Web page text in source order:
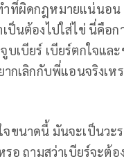
ำที่ผิดกฎหมายแน่นอน
ป็นต้องไปใส่ไข่ นี่คือก
บเบียร์ เบียร์ตกใจแล
กเลิกกับพี่แอนจริงเ
ขนาดนี้ มันจะเป็นวะ
อ ถามสว่าเบียร์จะต้อ